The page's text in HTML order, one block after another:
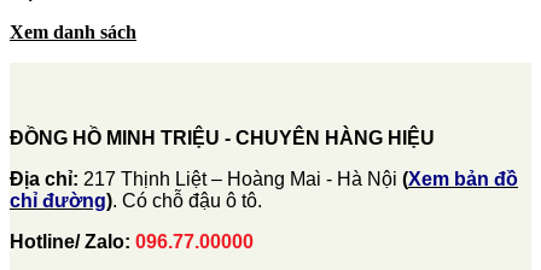
Xem danh sách
ĐỒNG HỒ MINH TRIỆU - CHUYÊN HÀNG HIỆU
Địa chỉ: 217 Thịnh Liệt – Hoàng Mai - Hà Nội (Xem bản đồ
chỉ đường). Có chỗ đậu ô tô.
Hotline/ Zalo: 096.77.00000